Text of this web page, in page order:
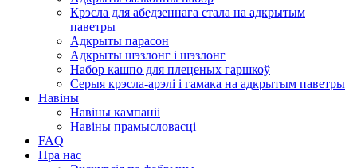
Крэсла для абедзеннага стала на адкрытым
паветры
Адкрыты парасон
Адкрыты шэзлонг і шэзлонг
Набор кашпо для плеценых гаршкоў
Серыя крэсла-арэлі і гамака на адкрытым паветры
Навіны
Навіны кампаніі
Навіны прамысловасці
FAQ
Пра нас